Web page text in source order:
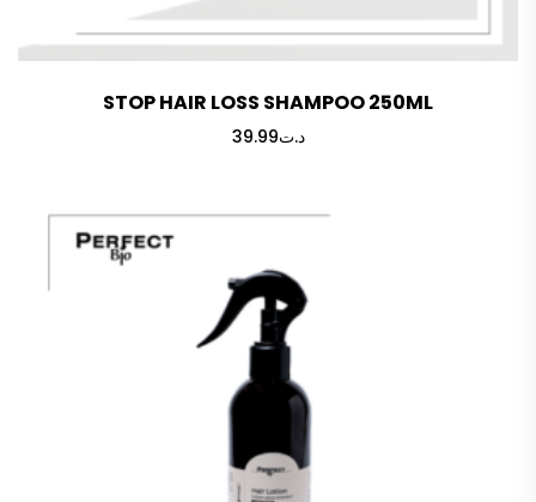
STOP HAIR LOSS SHAMPOO 250ML
د.ت39.99